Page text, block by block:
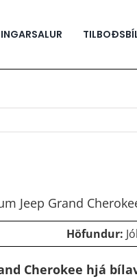
Jeep Grand
Höfundur:
Cherokee hjá